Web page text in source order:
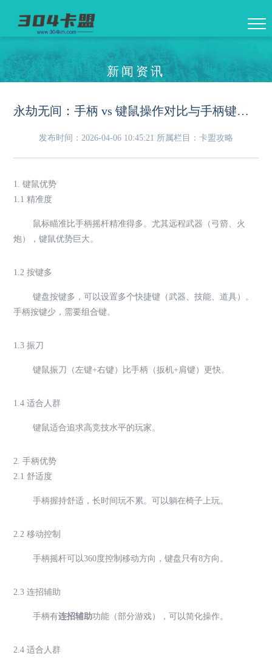
新闻资讯
永劫无间：手柄 vs 键鼠操作对比与手柄键位优化设置
发布时间：2026-04-06 10:45:21 所属栏目：卡盟攻略
1. 键鼠优势
1.1 精准度
鼠标瞄准比手柄摇杆精准得多。尤其远程武器（弓箭、火
炮），键鼠优势巨大。
1.2 按键多
键盘按键多，可以设置多个快捷键（武器、技能、道具）。
手柄按键少，需要组合键。
1.3 振刀
键鼠振刀（左键+右键）比手柄（扳机+肩键）更快。
1.4 适合人群
键鼠适合追求高竞技水平的玩家。
2. 手柄优势
2.1 舒适度
手柄握持舒适，长时间玩不累。可以躺在椅子上玩。
2.2 移动控制
手柄摇杆可以360度控制移动方向，键盘只有8方向。
2.3 连招辅助
手柄有连招辅助功能（部分游戏），可以简化操作。
2.4 适合人群